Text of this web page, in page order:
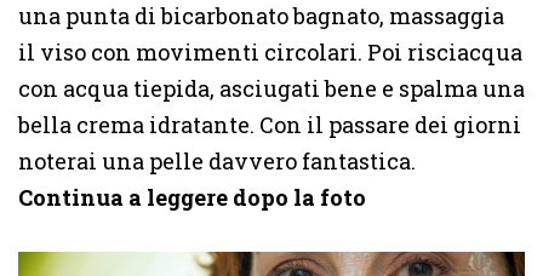
una punta di bicarbonato bagnato, massaggia
il viso con movimenti circolari. Poi risciacqua
con acqua tiepida, asciugati bene e spalma una
bella crema idratante. Con il passare dei giorni
noterai una pelle davvero fantastica.
Continua a leggere dopo la foto